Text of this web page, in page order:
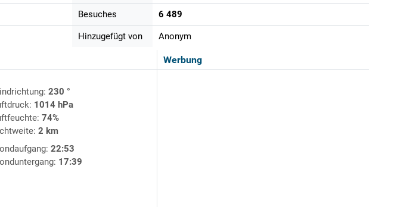
Besuches 6 489
Hinzugefügt von Anonym
Werbung
230 °
1014 hPa
74%
2 km
22:53
17:39